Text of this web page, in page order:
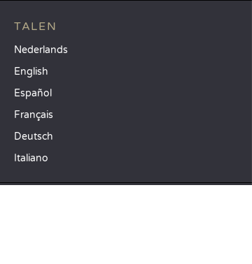
TALEN
Nederlands
English
Español
Français
Deutsch
Italiano